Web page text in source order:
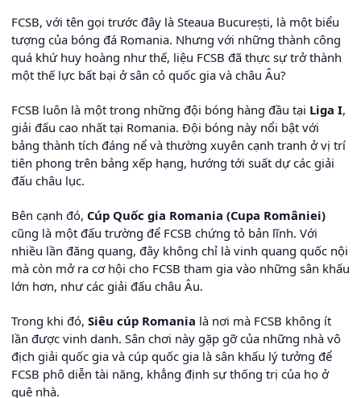
FCSB, với tên gọi trước đây là Steaua București, là một biểu
tượng của bóng đá Romania. Nhưng với những thành công
quá khứ huy hoàng như thế, liệu FCSB đã thực sự trở thành
một thế lực bất bại ở sân cỏ quốc gia và châu Âu?
FCSB luôn là một trong những đội bóng hàng đầu tại Liga I,
giải đấu cao nhất tại Romania. Đội bóng này nổi bật với
bảng thành tích đáng nể và thường xuyên cạnh tranh ở vị trí
tiên phong trên bảng xếp hạng, hướng tới suất dự các giải
đấu châu lục.
Bên cạnh đó, Cúp Quốc gia Romania (Cupa României)
cũng là một đấu trường để FCSB chứng tỏ bản lĩnh. Với
nhiều lần đăng quang, đây không chỉ là vinh quang quốc nội
mà còn mở ra cơ hội cho FCSB tham gia vào những sân khấu
lớn hơn, như các giải đấu châu Âu.
Trong khi đó, Siêu cúp Romania là nơi mà FCSB không ít
lần được vinh danh. Sân chơi này gặp gỡ của những nhà vô
địch giải quốc gia và cúp quốc gia là sân khấu lý tưởng để
FCSB phô diễn tài năng, khẳng định sự thống trị của họ ở
quê nhà.